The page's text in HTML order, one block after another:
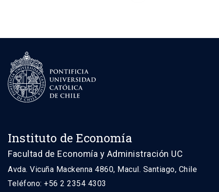
Instituto de Economía
Facultad de Economía y Administración UC
Avda. Vicuña Mackenna 4860, Macul. Santiago, Chile
Teléfono: +56 2 2354 4303